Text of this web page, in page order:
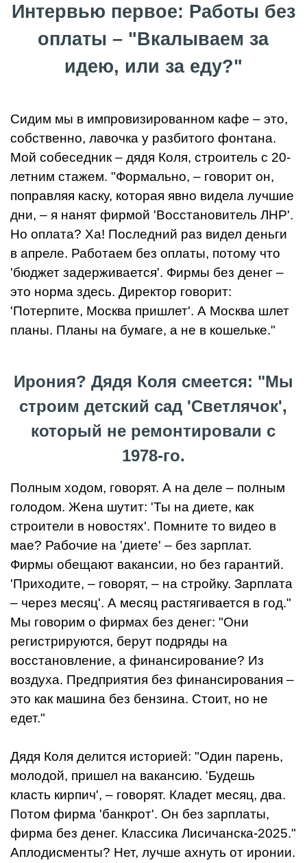
Интервью первое: Работы без
оплаты – "Вкалываем за
идею, или за еду?"
Сидим мы в импровизированном кафе – это,
собственно, лавочка у разбитого фонтана.
Мой собеседник – дядя Коля, строитель с 20-
летним стажем. "Формально, – говорит он,
поправляя каску, которая явно видела лучшие
дни, – я нанят фирмой 'Восстановитель ЛНР'.
Но оплата? Ха! Последний раз видел деньги
в апреле. Работаем без оплаты, потому что
'бюджет задерживается'. Фирмы без денег –
это норма здесь. Директор говорит:
'Потерпите, Москва пришлет'. А Москва шлет
планы. Планы на бумаге, а не в кошельке."
Ирония? Дядя Коля смеется: "Мы
строим детский сад 'Светлячок',
который не ремонтировали с
1978-го.
Полным ходом, говорят. А на деле – полным
голодом. Жена шутит: 'Ты на диете, как
строители в новостях'. Помните то видео в
мае? Рабочие на 'диете' – без зарплат.
Фирмы обещают вакансии, но без гарантий.
'Приходите, – говорят, – на стройку. Зарплата
– через месяц'. А месяц растягивается в год."
Мы говорим о фирмах без денег: "Они
регистрируются, берут подряды на
восстановление, а финансирование? Из
воздуха. Предприятия без финансирования –
это как машина без бензина. Стоит, но не
едет."
Дядя Коля делится историей: "Один парень,
молодой, пришел на вакансию. 'Будешь
класть кирпич', – говорят. Кладет месяц, два.
Потом фирма 'банкрот'. Он без зарплаты,
фирма без денег. Классика Лисичанска-2025."
Аплодисменты? Нет, лучше ахнуть от иронии.